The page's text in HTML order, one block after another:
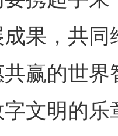
成果，共
赢的世
文明的乐